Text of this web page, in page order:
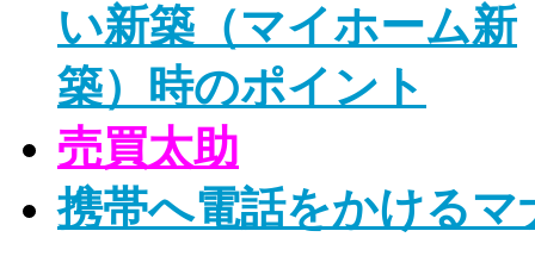
い新築（マイホーム新
築）時のポイント
売買太助
携帯へ電話をかけるマ